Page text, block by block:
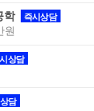
학 즉시상담
원
상담
담